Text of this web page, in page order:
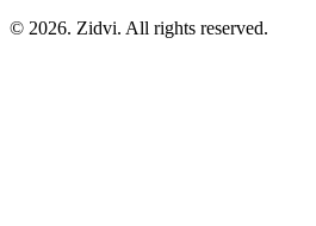
© 2026. Zidvi. All rights reserved.